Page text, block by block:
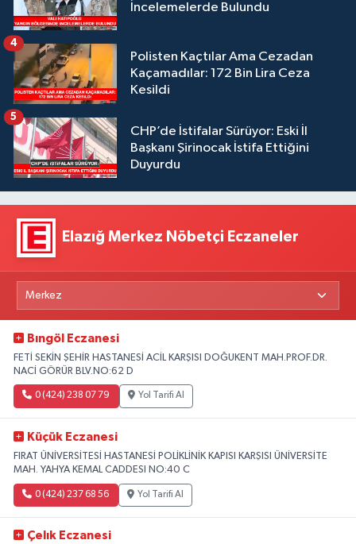
İncelemelerde Bulundu
Polisten Kaçtılar Ama Cezadan
Kaçamadılar: 172 Bin Lira Ceza
Kesildi
4
CHP’de İstifalar Sürüyor: Eski İl
Başkanı Şirinocak İstifa Ettiğini
Duyurdu
5
Elazığ Merkez Nöbetçi Eczaneler
Bıngöl Eczanesi
FETİ SEKİN ŞEHİR HASTANESİ ACİL KARŞISI DOĞUKENT MAH.PROF.DR.
NACİ GÖRÜR BLV.NO:62 D
0 (424) 238 07 79 Yol Tarifi Al
Küçük Eczanesi
FIRAT ÜNİVERSİTESİ HASTANESİ POLİKLİNİK KAPISI KARŞISI ÜNİVERSİTE
MAH. YAHYA KEMAL CADDESI NO:40 C
0 (424) 237 68 56 Yol Tarifi Al
Çelık Eczanesi